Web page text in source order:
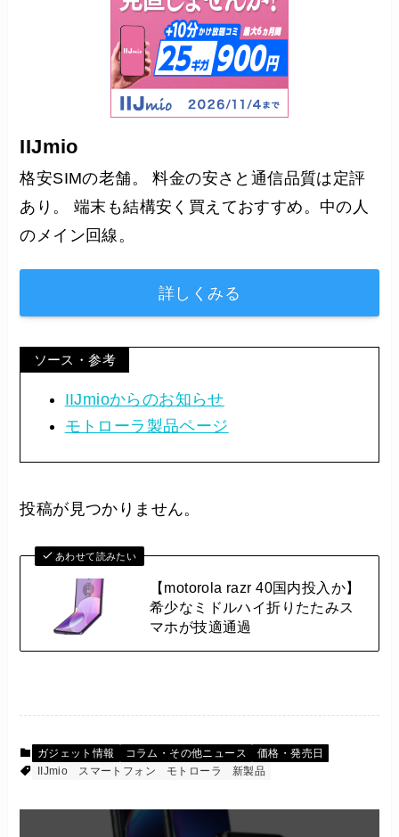
IIJmio
格安SIMの老舗。 料金の安さと通信品質は定評
あり。 端末も結構安く買えておすすめ。中の人
のメイン回線。
詳しくみる
ソース・参考
IIJmioからのお知らせ
モトローラ製品ページ
投稿が見つかりません。
あわせて読みたい
【motorola razr 40国内投入か】
希少なミドルハイ折りたたみス
マホが技適通過
ガジェット情報 コラム・その他ニュース
価格・発売日
IIJmio
スマートフォン モトローラ 新製品